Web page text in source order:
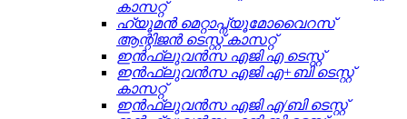
കാസറ്റ്
ഹ്യൂമൻ മെറ്റാപ്ന്യൂമോവൈറസ്
ആന്റിജൻ ടെസ്റ്റ് കാസറ്റ്
ഇൻഫ്ലുവൻസ എജി എ ടെസ്റ്റ്
ഇൻഫ്ലുവൻസ എജി എ+ബി ടെസ്റ്റ്
കാസറ്റ്
ഇൻഫ്ലുവൻസ എജി എ/ബി ടെസ്റ്റ്